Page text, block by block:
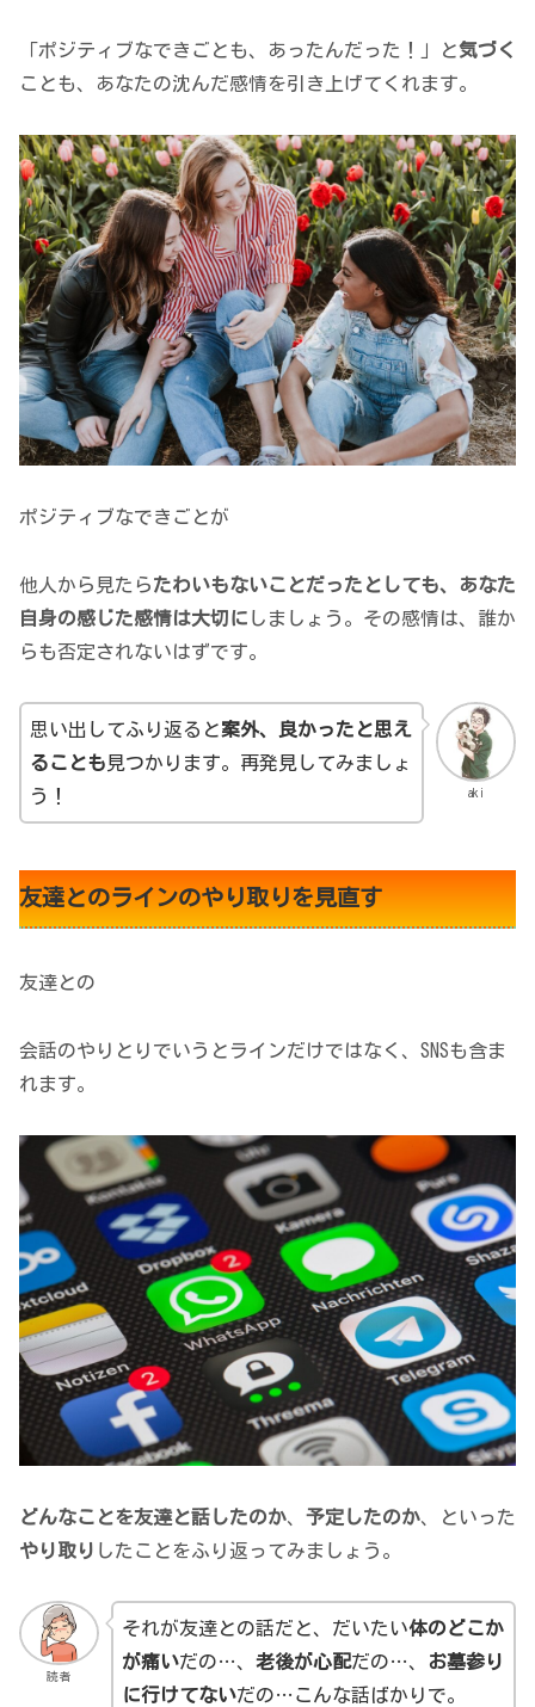
「ポジティブなできごとも、あったんだった！」と気づく
ことも、あなたの沈んだ感情を引き上げてくれます。
ポジティブなできごとが
他人から見たらたわいもないことだったとしても、あなた
自身の感じた感情は大切に しましょう。その感情は、誰か
らも否定されないはずです。
aki
思い出してふり返ると案外、良かったと思え
ることも見つかります。再発見してみましょ
う！
友達とのラインのやり取りを見直す
友達との
会話のやりとりでいうとラインだけではなく、SNSも含ま
れます。
どんなことを友達と話したのか、 予定したのか、といった
やり取り したことをふり返ってみましょう。
読者
それが友達との話だと、だいたい体のどこか
が痛いだの…、 老後が心配だの…、 お墓参り
に行けてないだの…こんな話ばかりで。